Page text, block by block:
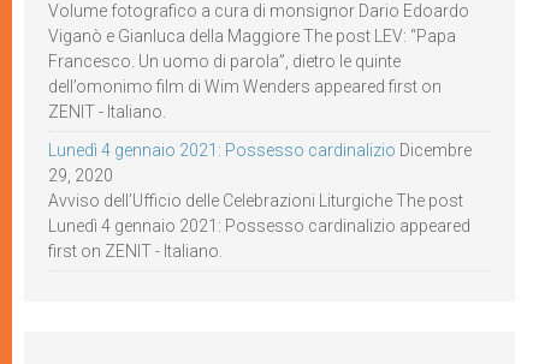
Volume fotografico a cura di monsignor Dario Edoardo
Viganò e Gianluca della Maggiore The post LEV: “Papa
Francesco. Un uomo di parola”, dietro le quinte
dell’omonimo film di Wim Wenders appeared first on
ZENIT - Italiano.
Lunedì 4 gennaio 2021: Possesso cardinalizio Dicembre
29, 2020
Avviso dell’Ufficio delle Celebrazioni Liturgiche The post
Lunedì 4 gennaio 2021: Possesso cardinalizio appeared
first on ZENIT - Italiano.